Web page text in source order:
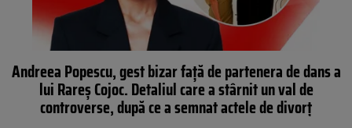
Andreea Popescu, gest bizar față de partenera de dans a
lui Rareș Cojoc. Detaliul care a stârnit un val de
controverse, după ce a semnat actele de divorț